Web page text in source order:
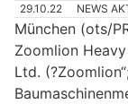
29.10.22 NEWS
München (ots/
Zoomlion
Ltd.